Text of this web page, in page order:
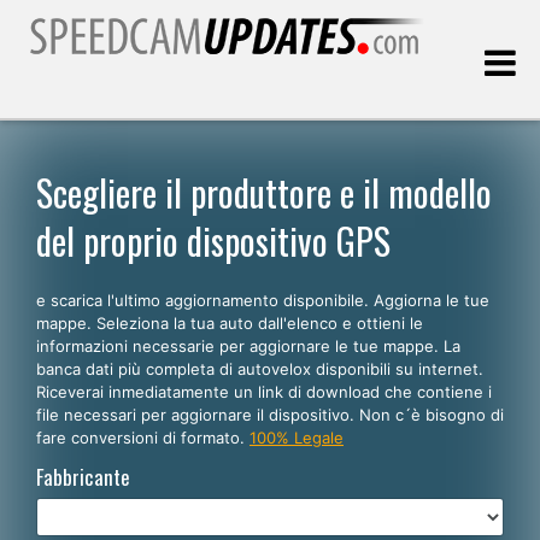
Clienti
SCEGLI LA LINGUA
Italiano
English
Español
Português
Scegliere il produttore e il modello
del proprio dispositivo GPS
e scarica l'ultimo aggiornamento disponibile. Aggiorna le tue
mappe. Seleziona la tua auto dall'elenco e ottieni le
informazioni necessarie per aggiornare le tue mappe. La
banca dati più completa di autovelox disponibili su internet.
Riceverai inmediatamente un link di download che contiene i
file necessari per aggiornare il dispositivo. Non c´è bisogno di
fare conversioni di formato. 100% Legale
Fabbricante